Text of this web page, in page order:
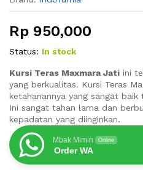
Rp 950,000
Status: In stock
Kursi Teras Maxmara Jati ini
yang berkualitas. Kursi Teras
ketahanannya yang sangat
Ini sangat tahan lama dan
kepadatan yang diinginkan.
Mbak Mimin Online
Order WA